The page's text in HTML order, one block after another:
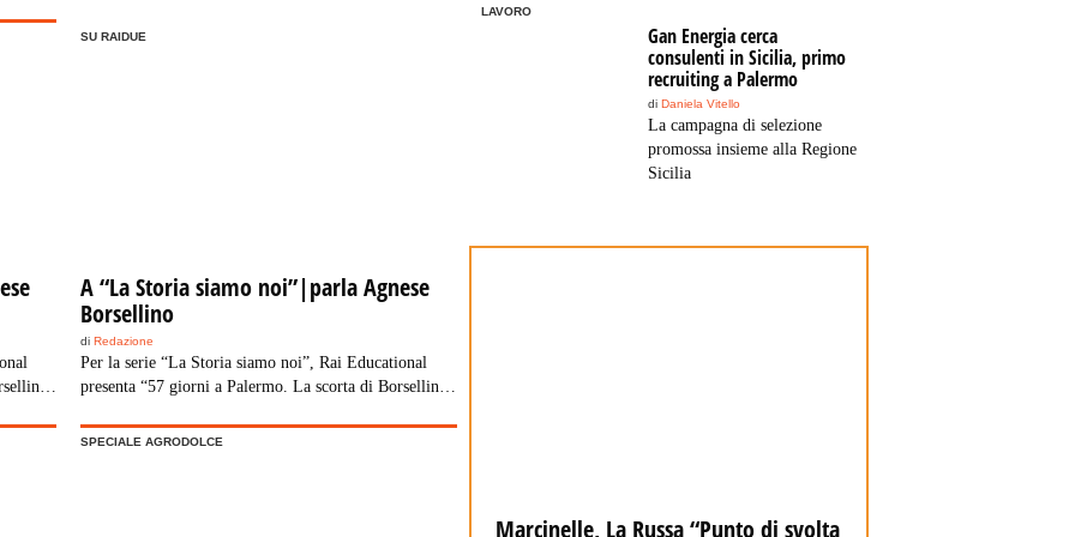
in
SU RAIDUE
A “La Storia siamo noi”|parla Agnese
Borsellino
diRedazione
Per la serie “La Storia siamo noi”, Rai Educational
presenta “57 giorni a Palermo. La scorta di Borsellino”
ore 23.30 su Raidue. Dopo 17 anni di silenzio, in
SPECIALE AGRODOLCE
LAVORO
Gan Energia cerca
consulenti in Sicilia, primo
recruiting a Palermo
di Daniela Vitello
La campagna di selezione
promossa insieme alla Regione
Sicilia
Marcinelle, La Russa “Punto di svolta